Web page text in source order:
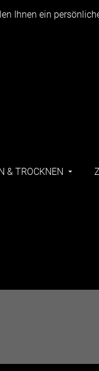
Ihnen ein
& TROCKNEN